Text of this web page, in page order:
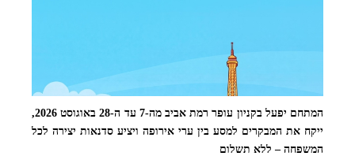
המתחם יפעל בקניון עופר רמת אביב מה-7 עד ה-28 באוגוסט 2026,
ייקח את המבקרים למסע בין ערי אירופה ויציע סדנאות יצירה לכל
המשפחה – ללא תשלום